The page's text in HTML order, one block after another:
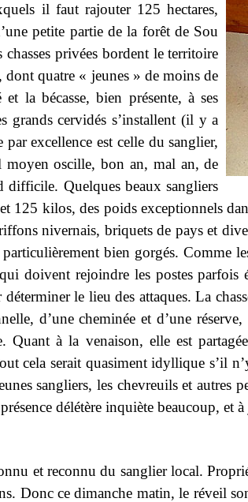
il faut rajouter 125 hectares,
petite partie de la forêt de Sou
privées bordent le territoire
quatre « jeunes » de moins de
la bécasse, bien présente, à ses
grands cervidés s’installent (il y a
excellence est celle du sanglier,
moyen oscille, bon an, mal an, de
Quelques beaux sangliers
kilos, des poids exceptionnels
nivernais, briquets de pays et
bien gorgés. Comme
doivent rejoindre les postes parfois
le lieu des attaques. La
d’une cheminée et d’une
à la venaison, elle est
cela serait quasiment idyllique s’il
sangliers, les chevreuils et autres
délétère inquiète beaucoup, et
et reconnu du sanglier local.
Donc ce dimanche matin, le réveil